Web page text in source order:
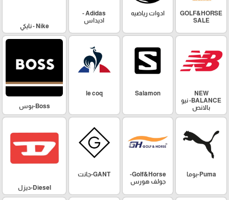
GOLF&HORSE
SALE
ادوات رياضيه
Adidas -
اديداس
Nike - نايكي
NEW
BALANCE- نيو
بالانص
Salamon
le coq
Boss-بوس
Puma-بوما
Golf&Horse-
جولف هورس
GANT-جانت
Diesel-ديزل